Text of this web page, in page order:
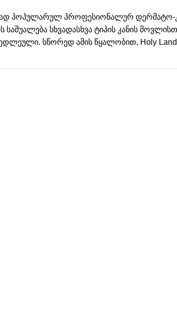
პოპულარულ პროფესიონალურ დერმატო-
საშუალება სხვადასხვა ტიპის კანის
სწორედ ამის წყალობით, Holy